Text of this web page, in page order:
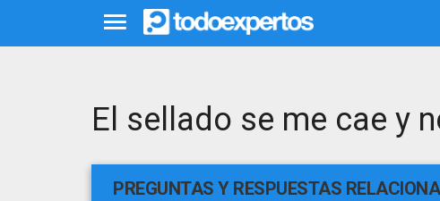
El sellado se me cae y
PREGUNTAS Y RESPUESTAS